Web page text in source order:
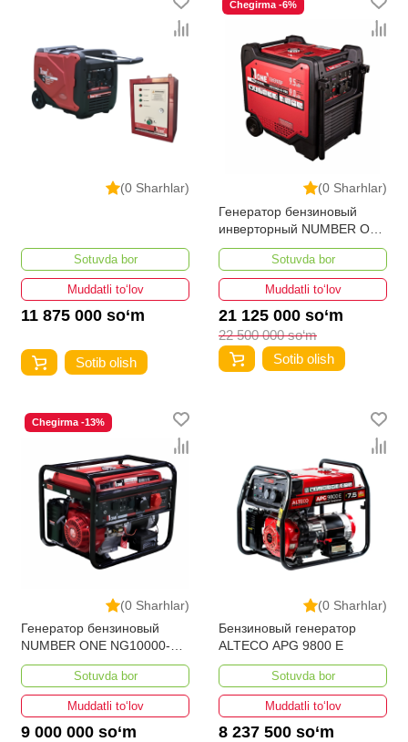
(0 Sharhlar)
Sotuvda bor
Muddatli to‘lov
11 875 000 so‘m
Sotib olish
(0 Sharhlar)
Chegirma -6%
Генератор бензиновый
инверторный NUMBER ONE
NIG12000-iS-PRO + NATS-
01
Sotuvda bor
Muddatli to‘lov
21 125 000 so‘m
22 500 000 so‘m
Sotib olish
(0 Sharhlar)
Chegirma -13%
Генератор бензиновый
NUMBER ONE NG10000-
SO-PRO
Sotuvda bor
Muddatli to‘lov
9 000 000 so‘m
(0 Sharhlar)
Бензиновый генератор
ALTECO APG 9800 E
Sotuvda bor
Muddatli to‘lov
8 237 500 so‘m